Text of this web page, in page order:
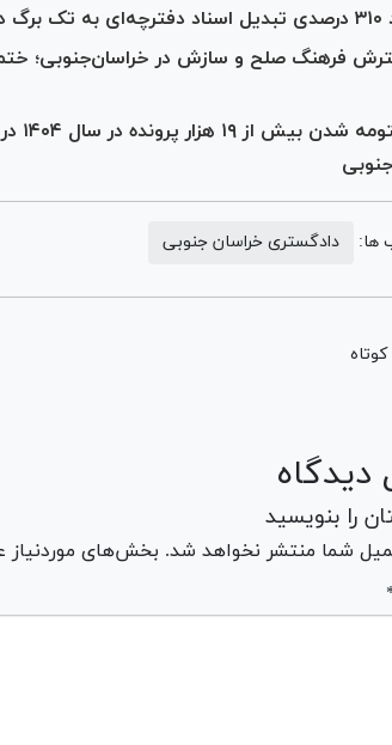
ها: دادگستری خراسان جنوبی
دیدگاه
را بنویسید
شما منتشر نخواهد شد. بخش‌های موردنیاز